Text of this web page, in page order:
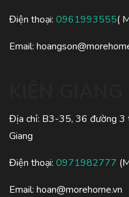
Điện thoại: 0961993555(
Email:
Địa chỉ: B3-35, 36 đường 3
Giang
Điện thoại: 0971982777
Email: hoan@morehome.vn